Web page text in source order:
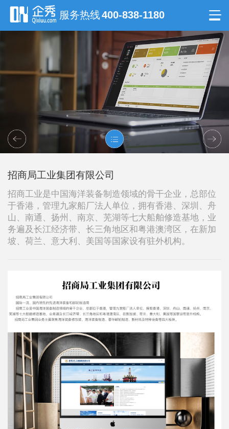
服务热线400-838-1180
招商局工业集团有限公司
招商工业是中国海洋装备制造领域的骨干企业，总部位
于香港，管理九家船厂法人单位，拥有香港、深圳、舟
山、南通、扬州、南京、芜湖等七大船舶修造基地，业
务遍及长江经济带、长三角地区和粤港澳湾区，在新加
坡、荷兰、意大利、美国等国家设有驻外机构。